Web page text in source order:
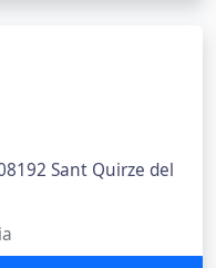
Sant Quirze del